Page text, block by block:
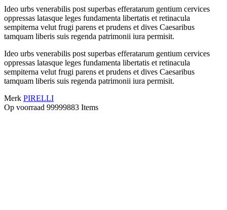
Ideo urbs venerabilis post superbas efferatarum gentium cervices
oppressas latasque leges fundamenta libertatis et retinacula
sempiterna velut frugi parens et prudens et dives Caesaribus
tamquam liberis suis regenda patrimonii iura permisit.
Ideo urbs venerabilis post superbas efferatarum gentium cervices
oppressas latasque leges fundamenta libertatis et retinacula
sempiterna velut frugi parens et prudens et dives Caesaribus
tamquam liberis suis regenda patrimonii iura permisit.
Merk PIRELLI
Op voorraad 99999883 Items